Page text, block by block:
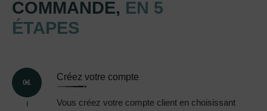
COMMANDE, EN 5
ÉTAPES
01
Créez votre compte
Vous créez votre compte client en choisissant